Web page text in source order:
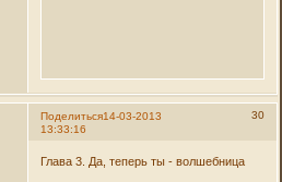
Поделиться 30
14-03-2013
13:33:16
Глава 3. Да, теперь ты - волшебница